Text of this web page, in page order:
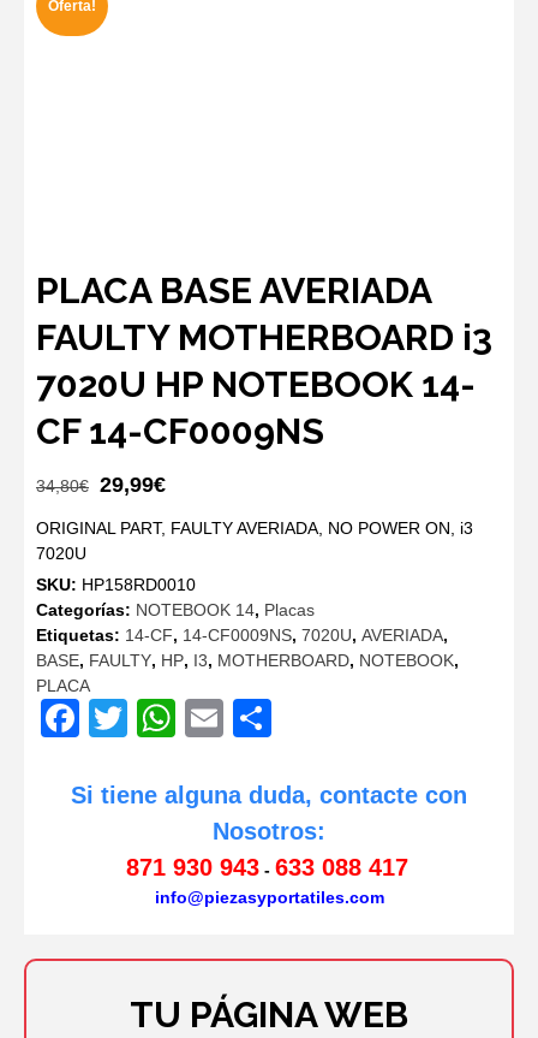
Oferta!
PLACA BASE AVERIADA
FAULTY MOTHERBOARD i3
7020U HP NOTEBOOK 14-
CF 14-CF0009NS
34,80€ El
original
34,80€.
29,99€
actual
29,99€.
ORIGINAL PART, FAULTY AVERIADA, NO POWER ON, i3
7020U
SKU: HP158RD0010
Categorías: NOTEBOOK 14, Placas
Etiquetas: 14-CF, 14-CF0009NS, 7020U, AVERIADA,
BASE, FAULTY, HP, I3, MOTHERBOARD, NOTEBOOK,
PLACA
Facebook
TwitterWhatsApp
Email
Si tiene alguna duda, contacte con
Nosotros:
871 930 943- 633 088 417
info@piezasyportatiles.com
TU PÁGINA WEB